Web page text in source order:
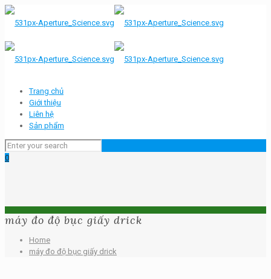
Trang chủ
Giới thiệu
Liên hệ
Sản phẩm
0
máy đo độ bục giấy drick
Home
máy đo độ bục giấy drick